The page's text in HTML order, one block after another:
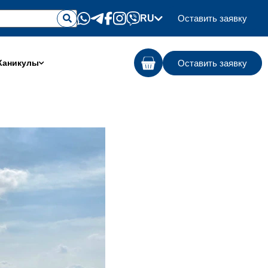
RU Оставить заявку
Оставить заявку